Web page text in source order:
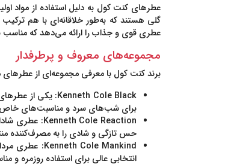
عطرهای کنت کول به دلیل استفاده از مواد
گلی هستند که به‌طور خلاقانه‌ای با هم
عطری قوی و جذاب را ارائه می‌دهد که
مجموعه‌های معروف و پرطرفدار
برند کنت کول با معرفی مجموعه‌ای از
Kenneth Cole Black: یکی از
برای شب‌های سرد و مناسبت‌های
Kenneth Cole Reaction: عطری
حس تازگی و شادی را به مصرف‌کننده
Kenneth Cole Mankind: عطری
انتخابی عالی برای استفاده روزمره